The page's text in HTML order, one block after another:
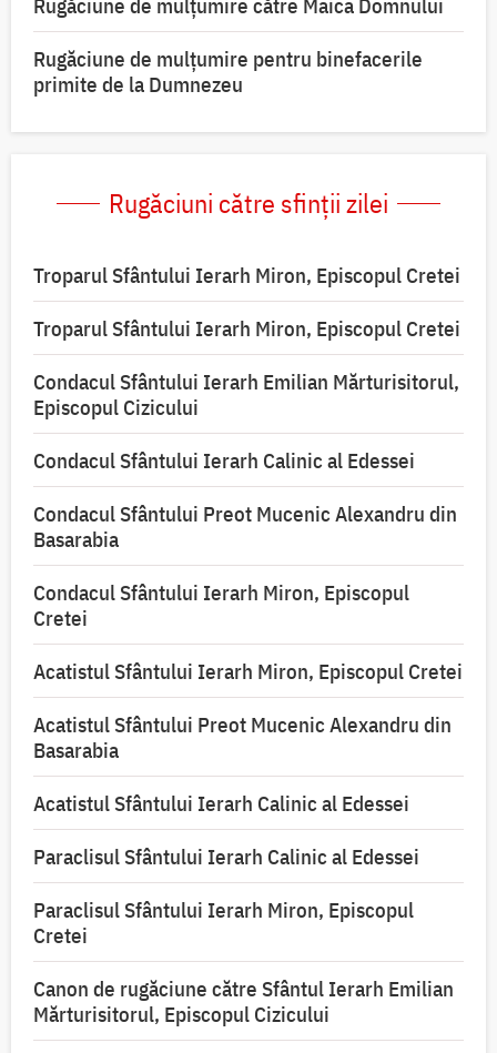
Rugăciune de mulţumire către Maica Domnului
Rugăciune de mulțumire pentru binefacerile
primite de la Dumnezeu
Rugăciuni către sfinții zilei
Troparul Sfântului Ierarh Miron, Episcopul Cretei
Troparul Sfântului Ierarh Miron, Episcopul Cretei
Condacul Sfântului Ierarh Emilian Mărturisitorul,
Episcopul Cizicului
Condacul Sfântului Ierarh Calinic al Edessei
Condacul Sfântului Preot Mucenic Alexandru din
Basarabia
Condacul Sfântului Ierarh Miron, Episcopul
Cretei
Acatistul Sfântului Ierarh Miron, Episcopul Cretei
Acatistul Sfântului Preot Mucenic Alexandru din
Basarabia
Acatistul Sfântului Ierarh Calinic al Edessei
Paraclisul Sfântului Ierarh Calinic al Edessei
Paraclisul Sfântului Ierarh Miron, Episcopul
Cretei
Canon de rugăciune către Sfântul Ierarh Emilian
Mărturisitorul, Episcopul Cizicului